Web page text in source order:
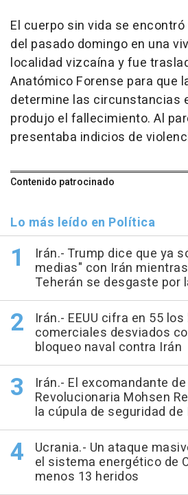
El cuerpo sin vida se
del pasado domingo en una
localidad vizcaína y fue
Anatómico Forense para que
determine las circunstancias
produjo el fallecimiento. Al
presentaba indicios de
Contenido patrocinado
Lo más leído en Política
Irán.- Trump dice que ya
medias" con Irán
Teherán se desgaste por
Irán.- EEUU cifra en 55
comerciales desviados
bloqueo naval contra Irán
Irán.- El excomandante
Revolucionaria Mohsen
la cúpula de seguridad de
Ucrania.- Un ataque
el sistema energético de
menos 13 heridos